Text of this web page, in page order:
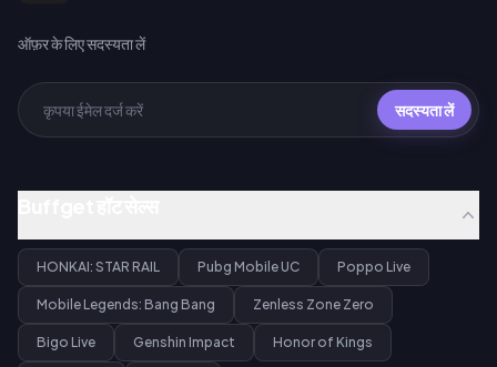
ऑफ़र के लिए सदस्यता लें
सदस्यता लें
HONKAI: STAR RAIL Pubg Mobile UC Poppo Live
Mobile Legends: Bang Bang Zenless Zone Zero
Bigo Live Genshin Impact Honor of Kings